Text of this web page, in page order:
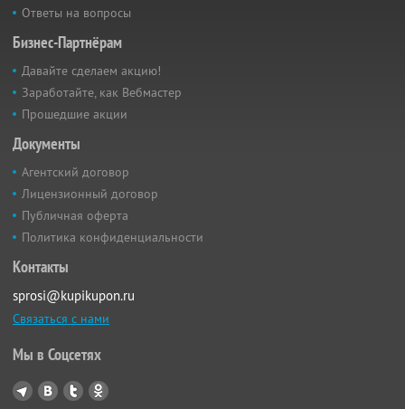
Ответы на вопросы
Бизнес-Партнёрам
Давайте сделаем акцию!
Заработайте, как Вебмастер
Прошедшие акции
Документы
Агентский договор
Лицензионный договор
Публичная оферта
Политика конфиденциальности
Контакты
sprosi@kupikupon.ru
Связаться с нами
Мы в Соцсетях